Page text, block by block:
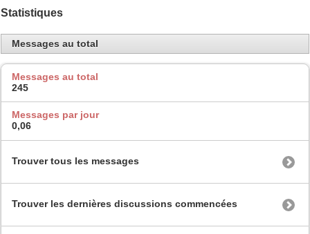
Statistiques
Messages au total
Messages au total
245
Messages par jour
0,06
Trouver tous les messages
Trouver les dernières discussions commencées